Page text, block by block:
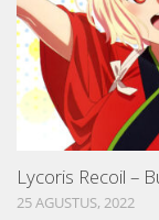
Lycoris Recoil –
25 AGUSTUS, 2022